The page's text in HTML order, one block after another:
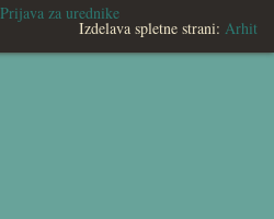
Prijava za urednike
Izdelava spletne strani: Arhit